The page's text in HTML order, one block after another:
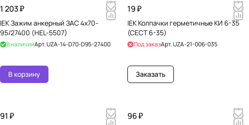
1 203 ₽
IEK Зажим анкерный ЗАС 4х70-
95/27400 (HEL-5507)
В наличииАрт.UZA-14-D70-D95-27400
В корзину
19 ₽
IEK Колпачки герметичные КИ 6-35
(CECT 6-35)
Под заказАрт.UZA-21-006-035
Заказать
91 ₽ 96 ₽